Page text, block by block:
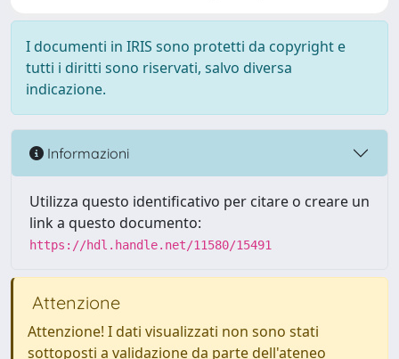
I documenti in IRIS sono protetti da copyright e
tutti i diritti sono riservati, salvo diversa
indicazione.
Informazioni
Utilizza questo identificativo per citare o creare un
link a questo documento:
https://hdl.handle.net/11580/15491
Attenzione
Attenzione! I dati visualizzati non sono stati
sottoposti a validazione da parte dell'ateneo